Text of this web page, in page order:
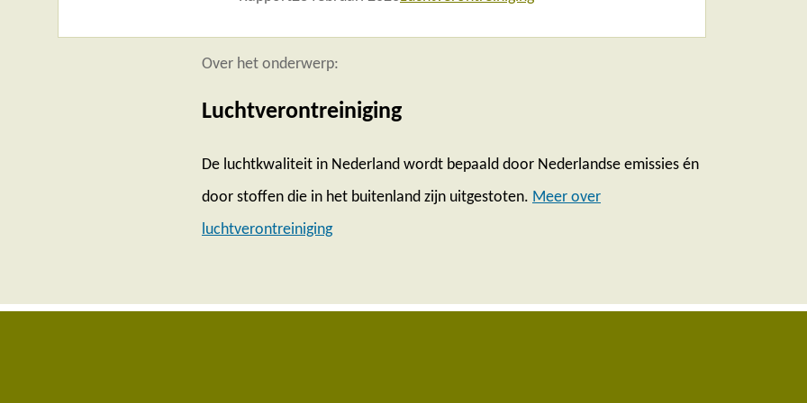
Over het onderwerp:
Luchtverontreiniging
De luchtkwaliteit in Nederland wordt bepaald door Nederlandse emissies én
door stoffen die in het buitenland zijn uitgestoten. Meer over
luchtverontreiniging